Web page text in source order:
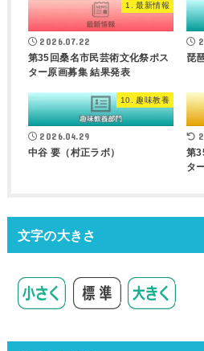
1. 最新情報
2026.07.22
第35回桑名市民芸術文化祭ポス
ター原画募集 結果発表
琵
10. 趣味教養
2026.04.29
中谷 要（村正ラボ）
第
タ
文字の大きさ